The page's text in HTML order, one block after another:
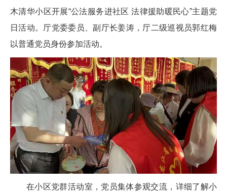
木清华小区开展“公法服务进社区 法律援助暖民心”主题党
日活动。厅党委委员、副厅长姜涛，厅二级巡视员郭红梅
以普通党员身份参加活动。
在小区党群活动室，党员集体参观交流，详细了解小